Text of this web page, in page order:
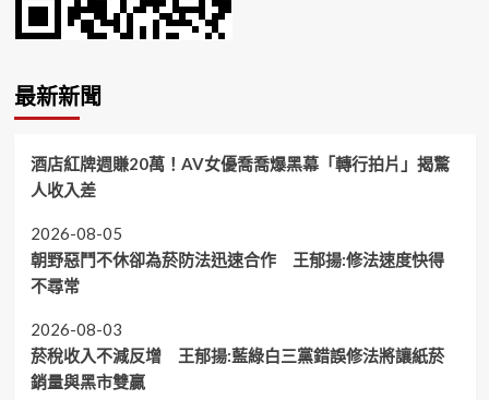
最新新聞
酒店紅牌週賺20萬！AV女優喬喬爆黑幕「轉行拍片」揭驚
人收入差
2026-08-05
朝野惡鬥不休卻為菸防法迅速合作 王郁揚:修法速度快得
不尋常
2026-08-03
菸稅收入不減反增 王郁揚:藍綠白三黨錯誤修法將讓紙菸
銷量與黑市雙贏